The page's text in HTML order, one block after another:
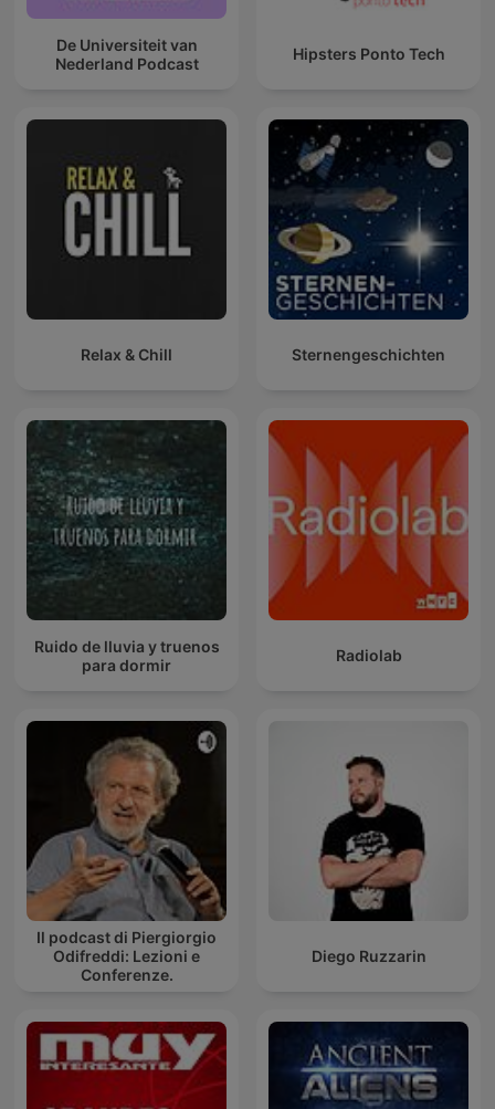
De Universiteit van
Nederland Podcast
Hipsters Ponto Tech
Relax & Chill Sternengeschichten
Ruido de lluvia y truenos
para dormir
Radiolab
Il podcast di Piergiorgio
Odifreddi: Lezioni e
Conferenze.
Diego Ruzzarin